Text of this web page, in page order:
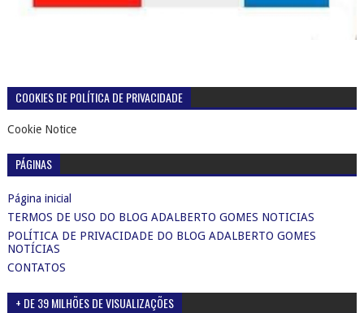
COOKIES DE POLÍTICA DE PRIVACIDADE
Cookie Notice
PÁGINAS
Página inicial
TERMOS DE USO DO BLOG ADALBERTO GOMES NOTICIAS
POLÍTICA DE PRIVACIDADE DO BLOG ADALBERTO GOMES
NOTÍCIAS
CONTATOS
+ DE 39 MILHÕES DE VISUALIZAÇÕES